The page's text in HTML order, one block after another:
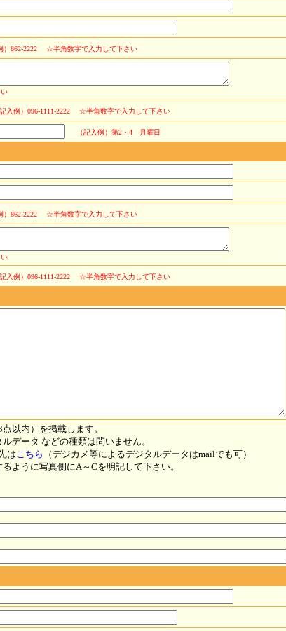
） 862-2222 ☆半角数字で入力して下さい
記入例）096-1111-2222 ☆半角数字で入力して下さい
（記入例）第2・4 月曜日
） 862-2222 ☆半角数字で入力して下さい
記入例）096-1111-2222 ☆半角数字で入力して下さい
以内）を掲載します。
データ などの種類は問いません。
はこちら
（デジカメ等によるデジタルデータはmailでも可）
ように写真側にA～Cを明記して下さい。